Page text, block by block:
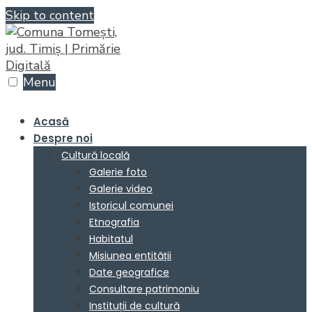
Skip to content
Menu
Acasă
Despre noi
Cultură locală
Galerie foto
Galerie video
Istoricul comunei
Etnografia
Habitatul
Misiunea entității
Date geografice
Consultare patrimoniu
Instituții de cultură